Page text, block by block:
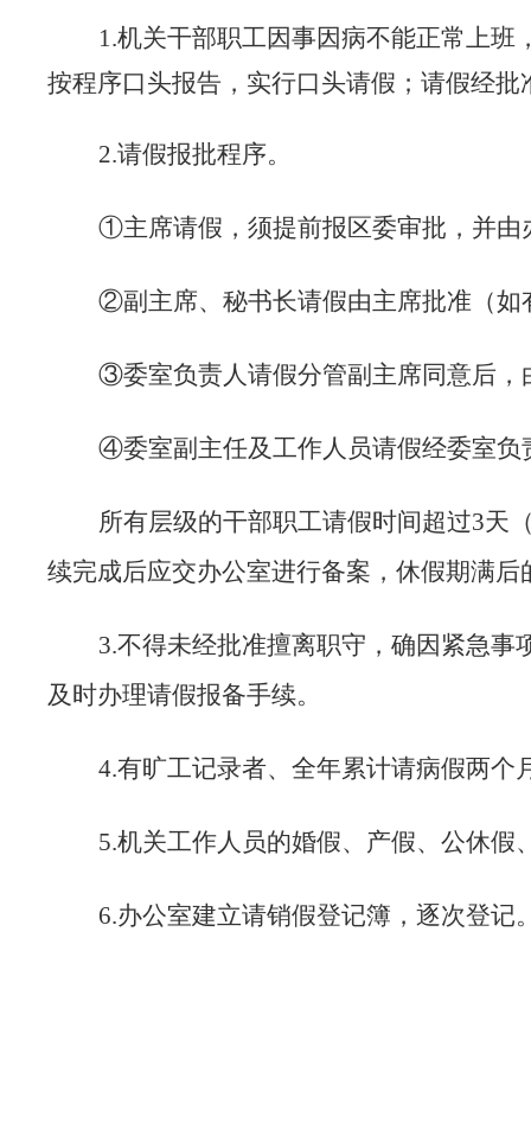
1.机关干部职工因事因病不能正常上班
按程序口头报告，实行口头请假；请假经批
2.请假报批程序。
①主席请假，须提前报 区委审批 ， 并由
②副主席、 秘书长请假由主席批准（
③委室负责人请假分管副主席同意后，
④委室副 主任及工作人员请假经委室负
所有层级的干部职工请假时间超过3天
续完成后应交办公室进行备案， 休假期满后
3.不得未经批准擅离职守，确因紧急事
及时办理请假报备手续。
4.有旷工记录者、 全年累计请病假两个
5.机关工作人员的婚假、产假、公休
6.办公室建立请销假登记簿，逐次登记